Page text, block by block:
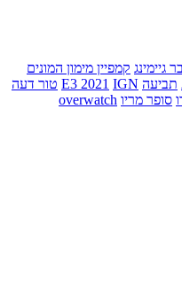
בר גיימינג קמפיין מימון המונים
תביעה E3 2021 IGN
טור דעה
סופר מריו overwatch